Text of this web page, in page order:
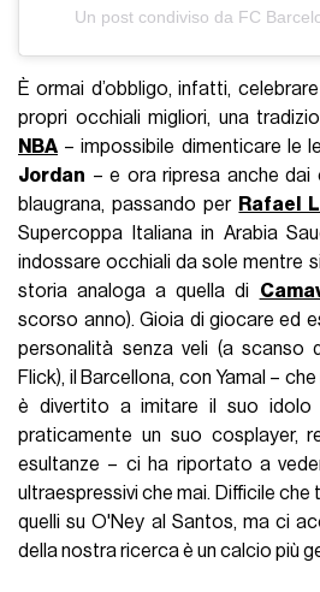
Un post condiviso da FC
È ormai d’obbligo, infatti,
propri occhiali migliori, una
NBA – impossibile dimenticare le
Jordan – e ora ripresa anche dai
blaugrana, passando per Rafael
Supercoppa Italiana in Arabia
indossare occhiali da sole mentre
storia analoga a quella di
scorso anno). Gioia di giocare ed
personalità senza veli (a scanso
Flick), il Barcellona, con Yamal –
è divertito a imitare il suo idolo
praticamente un suo cosplayer,
esultanze – ci ha riportato a
ultraespressivi che mai. Difficile
quelli su O'Ney al Santos, ma ci
della nostra ricerca è un calcio più